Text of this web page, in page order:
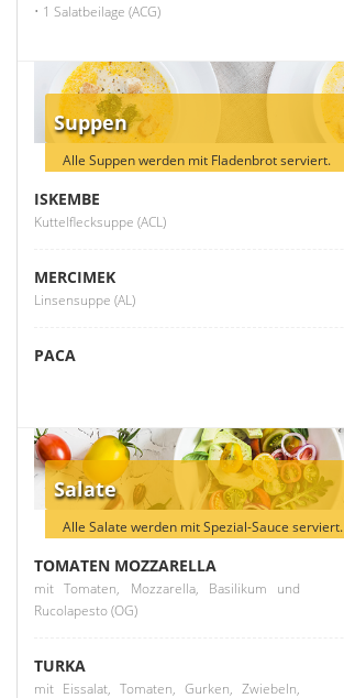
• 1 Salatbeilage (ACG)
Suppen
Alle Suppen werden mit Fladenbrot serviert.
ISKEMBE
Kuttelflecksuppe (ACL)
MERCIMEK
Linsensuppe (AL)
PACA
Salate
Alle Salate werden mit Spezial-Sauce serviert.
TOMATEN MOZZARELLA
mit Tomaten, Mozzarella, Basilikum und
Rucolapesto (OG)
TURKA
mit Eissalat, Tomaten, Gurken, Zwiebeln,